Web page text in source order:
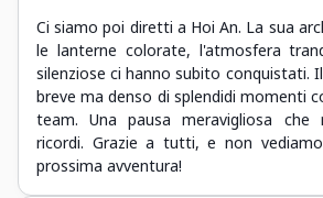
Ci siamo poi diretti a Hoi An. La sua
le lanterne colorate, l'atmosfera
silenziose ci hanno subito conquistati.
breve ma denso di splendidi momenti
team. Una pausa meravigliosa che
ricordi. Grazie a tutti, e non
prossima avventura!